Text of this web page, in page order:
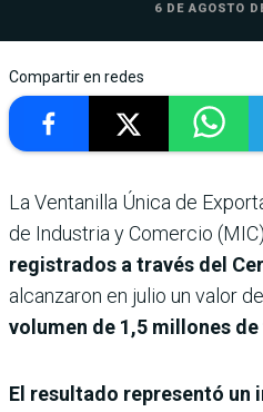
6 DE AGOSTO
Compartir en redes
La Ventanilla Única de
de Industria y Comercio
registrados a través del
alcanzaron en julio un valor
volumen de 1,5 millones
El resultado representó un